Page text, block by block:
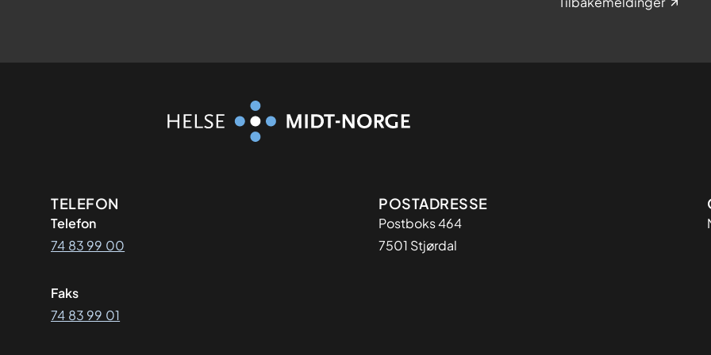
Kontaktinformasjon
TELEFON
Telefon
74 83 99 00
Faks
74 83 99 01
Adresse
POSTADRESSE
Postboks 464
7501 Stjørdal